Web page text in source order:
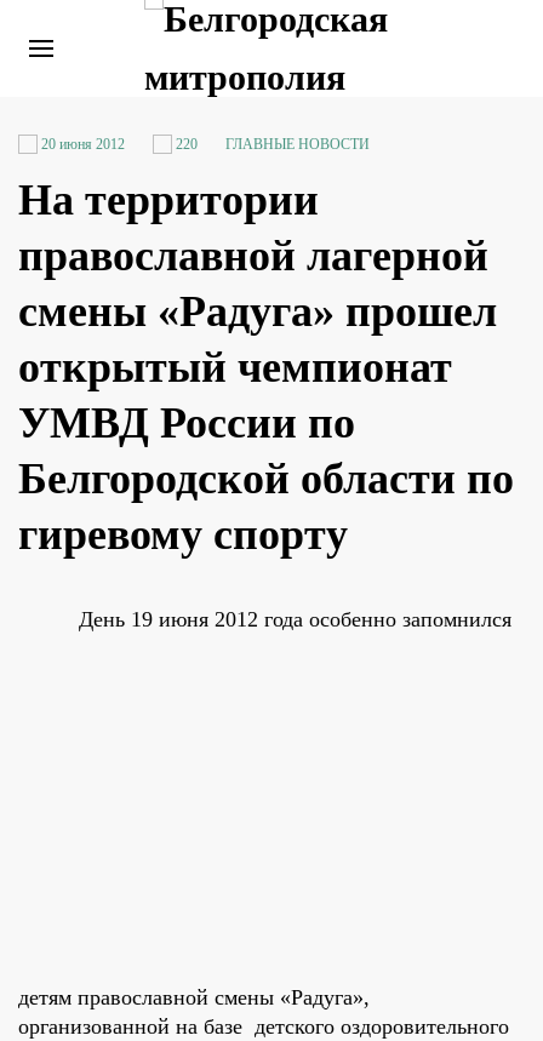
20 июня 2012 220 ГЛАВНЫЕ НОВОСТИ
На территории
православной лагерной
смены «Радуга» прошел
открытый чемпионат
УМВД России по
Белгородской области по
гиревому спорту
День 19 июня 2012 года особенно запомнился
детям православной смены «Радуга»,
организованной на базе детского оздоровительного